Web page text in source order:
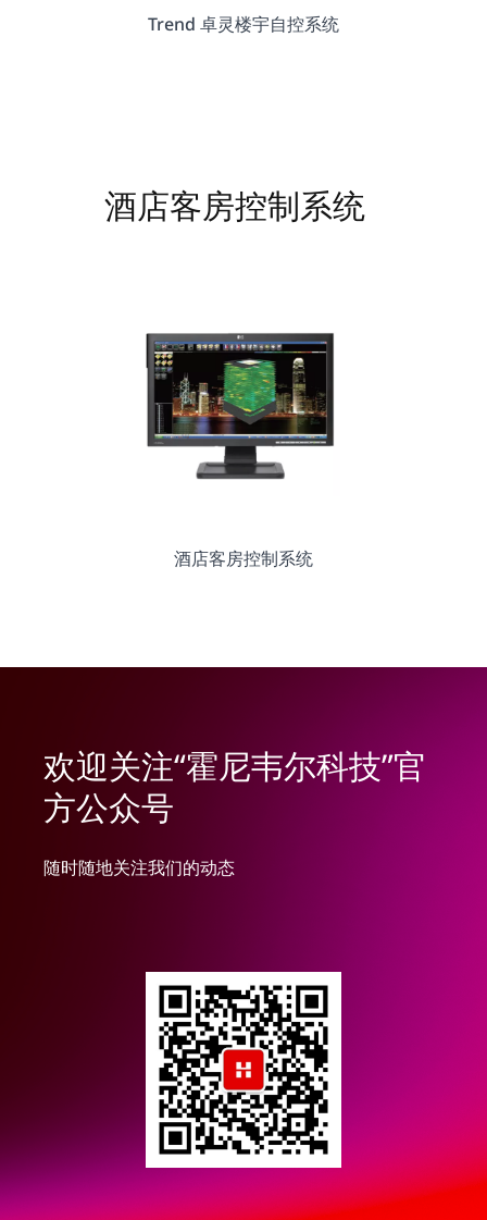
Trend 卓灵楼宇自控系统
酒店客房控制系统
酒店客房控制系统
欢迎关注“霍尼韦尔科技”官
方公众号
随时随地关注我们的动态